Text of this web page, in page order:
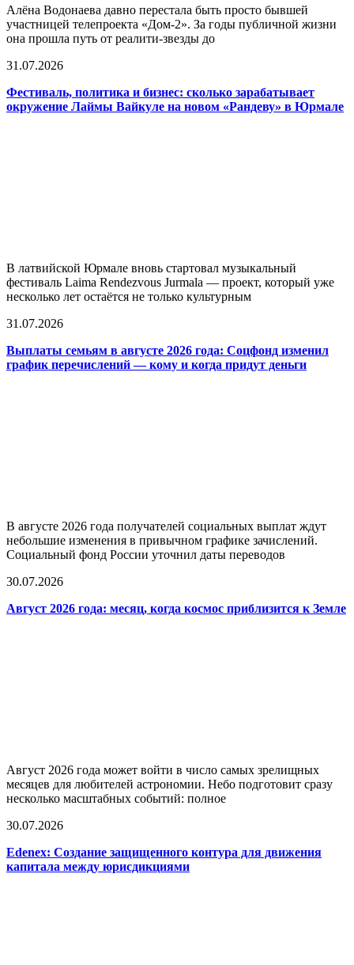
Алёна Водонаева давно перестала быть просто бывшей
участницей телепроекта «Дом-2». За годы публичной жизни
она прошла путь от реалити-звезды до
31.07.2026
Фестиваль, политика и бизнес: сколько зарабатывает
окружение Лаймы Вайкуле на новом «Рандеву» в Юрмале
В латвийской Юрмале вновь стартовал музыкальный
фестиваль Laima Rendezvous Jurmala — проект, который уже
несколько лет остаётся не только культурным
31.07.2026
Выплаты семьям в августе 2026 года: Соцфонд изменил
график перечислений — кому и когда придут деньги
В августе 2026 года получателей социальных выплат ждут
небольшие изменения в привычном графике зачислений.
Социальный фонд России уточнил даты переводов
30.07.2026
Август 2026 года: месяц, когда космос приблизится к Земле
Август 2026 года может войти в число самых зрелищных
месяцев для любителей астрономии. Небо подготовит сразу
несколько масштабных событий: полное
30.07.2026
Edenex: Создание защищенного контура для движения
капитала между юрисдикциями